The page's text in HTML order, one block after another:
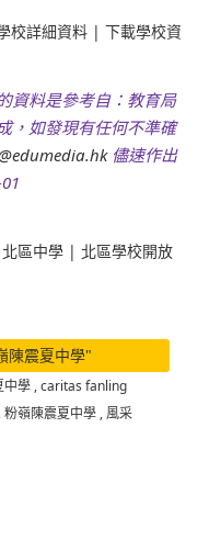
校詳細資料 | 下載學校資
資料是參考自：教育局
，如發現有任何不準確
儘速作出
北區中學 | 北區學校開放
陳震夏中學"
中學 ,caritas fanling
,粉嶺陳震夏中學 ,風采